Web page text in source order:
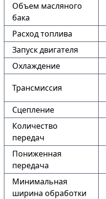
Объем масляного
бака
Расход топлива
Запуск двигателя
Охлаждение
Трансмиссия
Сцепление
Количество
передач
Пониженная
передача
Минимальная
ширина обработки